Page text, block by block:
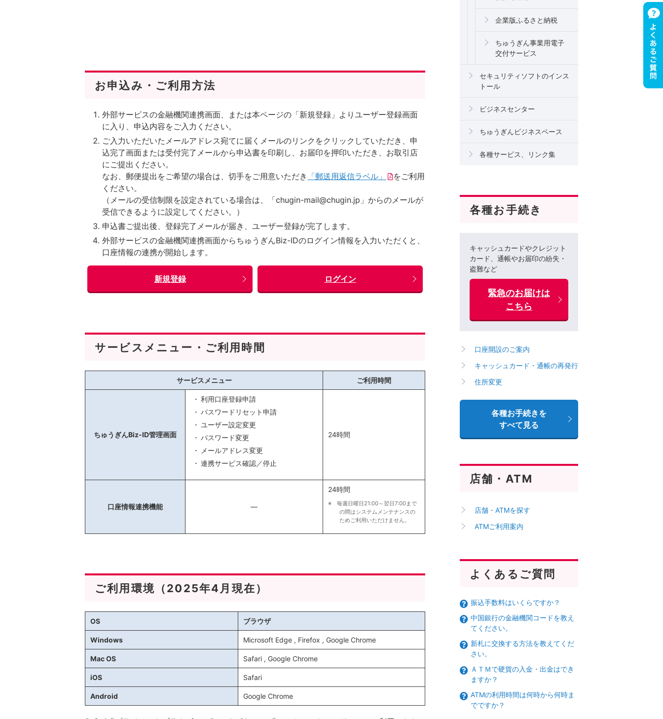
お申込み・ご利用方法
外部サービスの金融機関連携画面、または本ページの「新規登録」よりユーザー登録画面
に入り、申込内容をご入力ください。
ご入力いただいたメールアドレス宛てに届くメールのリンクをクリックしていただき、申
込完了画面または受付完了メールから申込書を印刷し、お届印を押印いただき、お取引店
にご提出ください。
なお、郵便提出をご希望の場合は、切手をご用意いただき 「郵送用返信ラベル」
をご利用
ください。
（メールの受信制限を設定されている場合は、「chugin-mail@chugin.jp」からのメールが
受信できるように設定してください。）
申込書ご提出後、登録完了メールが届き、ユーザー登録が完了します。
外部サービスの金融機関連携画面からちゅうぎんBiz-IDのログイン情報を入力いただくと、
口座情報の連携が開始します。
新規登録 ログイン
サービスメニュー・ご利用時間
サービスメニュー ご利用時間
ちゅうぎんBiz-ID管理画面
利用口座登録申請
パスワードリセット申請
ユーザー設定変更
パスワード変更
メールアドレス変更
連携サービス確認／停止
24時間
口座情報連携機能 ―
24時間
※ 毎週日曜日21:00～翌日7:00まで
の間はシステムメンテナンスの
ためご利用いただけません。
ご利用環境（2025年4月現在）
OS ブラウザ
Windows Microsoft Edge , Firefox , Google Chrome
Mac OS Safari , Google Chrome
iOS Safari
Android Google Chrome
企業版ふるさと納税
ちゅうぎん事業用電子
交付サービス
セキュリティソフトのインス
トール
ビジネスセンター
ちゅうぎんビジネスベース
各種サービス、リンク集
各種お手続き
キャッシュカードやクレジット
カード、通帳やお届印の紛失・
盗難など
緊急のお届けは
こちら
口座開設のご案内
キャッシュカード・通帳の再発行
住所変更
各種お手続きを
すべて見る
店舗・ATM
店舗・ATMを探す
ATMご利用案内
よくあるご質問
振込手数料はいくらですか？
中国銀行の金融機関コードを教え
てください。
新札に交換する方法を教えてくだ
さい。
ＡＴＭで硬貨の入金・出金はでき
ますか？
ATMの利用時間は何時から何時ま
でですか？